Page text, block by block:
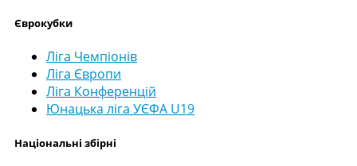
Єврокубки
Ліга Чемпіонів
Ліга Європи
Ліга Конференцій
Юнацька ліга УЄФА U19
Національні збірні